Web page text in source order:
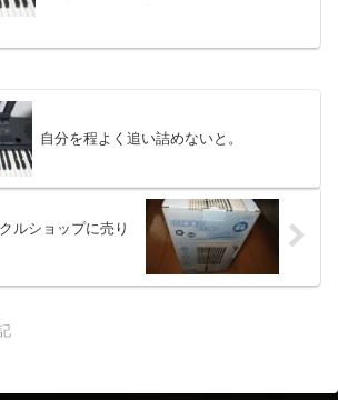
自分を程よく追い詰めないと。
ルショップに売り